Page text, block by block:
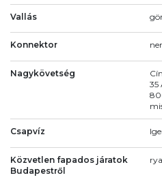
Vallás
Konnektor
Nagykövetség
35
Csapvíz
Közvetlen fapados járatok
Budapestről